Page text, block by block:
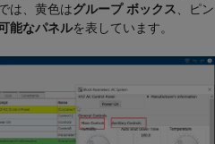
は、黄色はグループ ボックス
、ピン
能なパネルを表しています。